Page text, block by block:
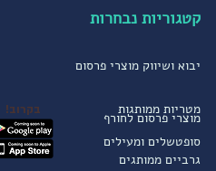
מוצרי פרסום לחורף בקרוב!
קטגוריות נבחרות
יבוא ושיווק מוצרי פרסום
מטריות ממותגות
סופטשלים ומעילים
גרביים ממותגים